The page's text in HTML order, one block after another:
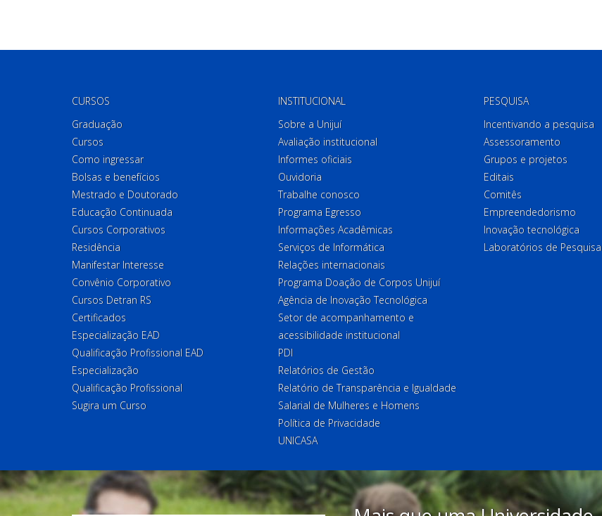
CURSOS
Graduação
Cursos
Como ingressar
Bolsas e benefícios
Mestrado e Doutorado
Educação Continuada
Cursos Corporativos
Residência
Manifestar Interesse
Convênio Corporativo
Cursos Detran RS
Certificados
Especialização EAD
Qualificação Profissional EAD
Especialização
Qualificação Profissional
Sugira um Curso
INSTITUCIONAL
Sobre a Unijuí
Avaliação institucional
Informes oficiais
Ouvidoria
Trabalhe conosco
Programa Egresso
Informações Acadêmicas
Serviços de Informática
Relações internacionais
Programa Doação de Corpos Unijuí
Agência de Inovação Tecnológica
Setor de acompanhamento e
acessibilidade institucional
PDI
Relatórios de Gestão
Relatório de Transparência e Igualdade
Salarial de Mulheres e Homens
Política de Privacidade
UNICASA
PESQUISA
Incentivando a pesquisa
Assessoramento
Grupos e projetos
Editais
Comitês
Empreendedorismo
Inovação tecnológica
Laboratórios de Pesquisa